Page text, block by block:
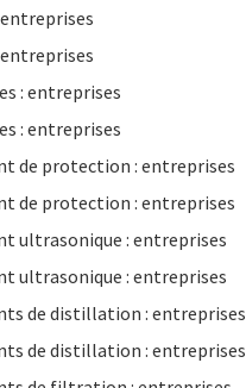
: entreprises
: entreprises
de protection : entreprises
de protection : entreprises
ultrasonique : entreprises
ultrasonique : entreprises
de distillation : entreprises
de distillation : entreprises